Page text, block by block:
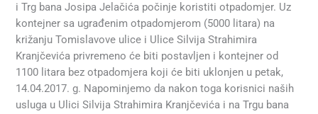
i Trg bana Josipa Jelačića počinje koristiti otpadomjer. Uz
kontejner sa ugrađenim otpadomjerom (5000 litara) na
križanju Tomislavove ulice i Ulice Silvija Strahimira
Kranjčevića privremeno će biti postavljen i kontejner od
1100 litara bez otpadomjera koji će biti uklonjen u petak,
14.04.2017. g. Napominjemo da nakon toga korisnici naših
usluga u Ulici Silvija Strahimira Kranjčevića i na Trgu bana